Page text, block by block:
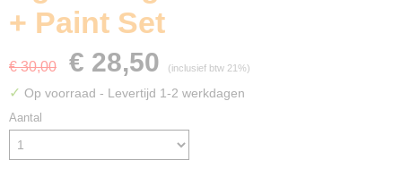
+ Paint Set
€ 30,00 € 28,50 (inclusief btw 21%)
✓ Op voorraad - Levertijd 1-2 werkdagen
Aantal